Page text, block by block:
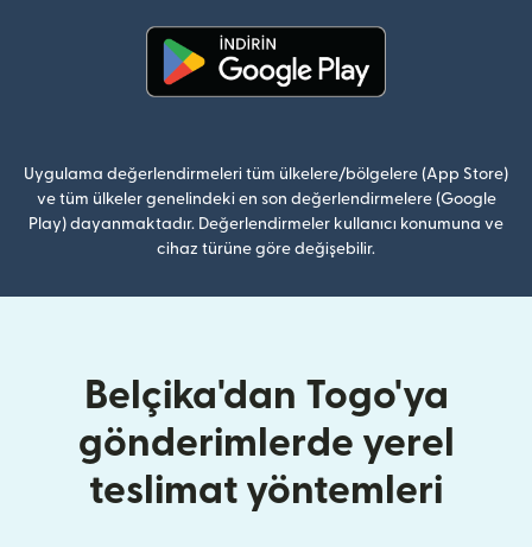
Uygulama değerlendirmeleri tüm ülkelere/bölgelere (App Store)
ve tüm ülkeler genelindeki en son değerlendirmelere (Google
Play) dayanmaktadır. Değerlendirmeler kullanıcı konumuna ve
cihaz türüne göre değişebilir.
Belçika'dan Togo'ya
gönderimlerde yerel
teslimat yöntemleri